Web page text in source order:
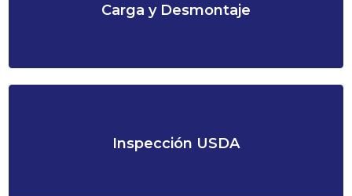
Carga y Desmontaje
Inspección USDA